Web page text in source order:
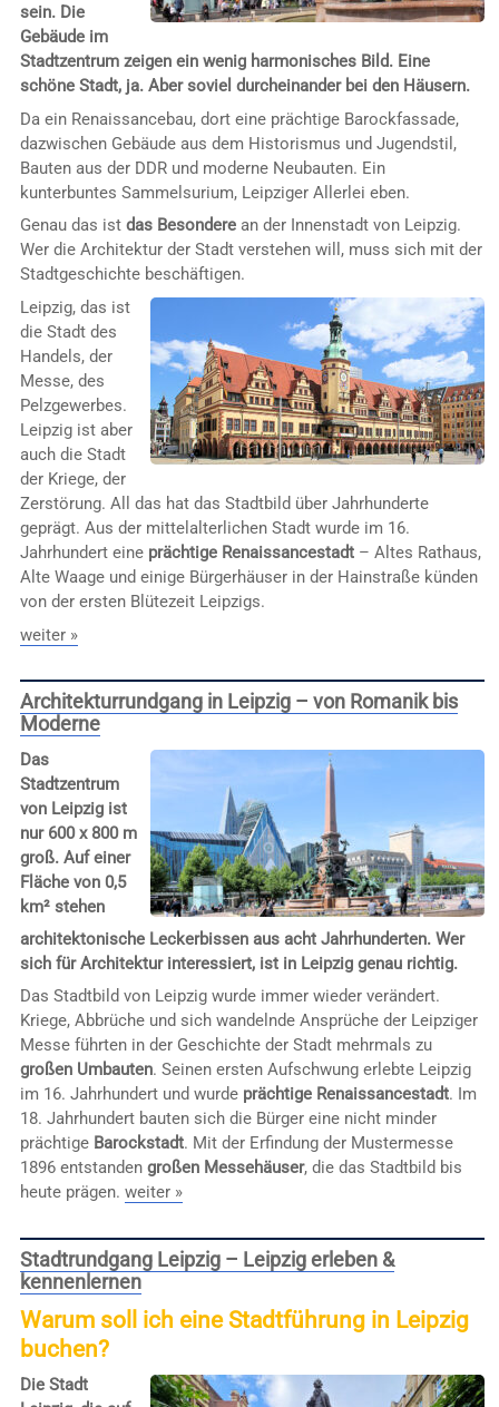
sein. Die
Gebäude im
Stadtzentrum zeigen ein wenig harmonisches Bild. Eine
schöne Stadt, ja. Aber soviel durcheinander bei den Häusern.
Da ein Renaissancebau, dort eine prächtige Barockfassade,
dazwischen Gebäude aus dem Historismus und Jugendstil,
Bauten aus der DDR und moderne Neubauten. Ein
kunterbuntes Sammelsurium, Leipziger Allerlei eben.
Genau das ist das Besonderean der Innenstadt von Leipzig.
Wer die Architektur der Stadt verstehen will, muss sich mit der
Stadtgeschichte beschäftigen.
Leipzig, das ist
die Stadt des
Handels, der
Messe, des
Pelzgewerbes.
Leipzig ist aber
auch die Stadt
der Kriege, der
Zerstörung. All das hat das Stadtbild über Jahrhunderte
geprägt. Aus der mittelalterlichen Stadt wurde im 16.
Jahrhundert eine prächtige Renaissancestadt– Altes Rathaus,
Alte Waage und einige Bürgerhäuser in der Hainstraße künden
von der ersten Blütezeit Leipzigs.
weiter »
Architekturrundgang in Leipzig – von Romanik bis
Moderne
Das
Stadtzentrum
von Leipzig ist
nur 600 x 800 m
groß. Auf einer
Fläche von 0,5
km² stehen
architektonische Leckerbissen aus acht Jahrhunderten. Wer
sich für Architektur interessiert, ist in Leipzig genau richtig.
Das Stadtbild von Leipzig wurde immer wieder verändert.
Kriege, Abbrüche und sich wandelnde Ansprüche der Leipziger
Messe führten in der Geschichte der Stadt mehrmals zu
großen Umbauten. Seinen ersten Aufschwung erlebte Leipzig
im 16. Jahrhundert und wurde prächtige Renaissancestadt. Im
18. Jahrhundert bauten sich die Bürger eine nicht minder
prächtige Barockstadt. Mit der Erfindung der Mustermesse
1896 entstanden großen Messehäuser, die das Stadtbild bis
heute prägen. weiter »
Stadtrundgang Leipzig – Leipzig erleben &
kennenlernen
Warum soll ich eine Stadtführung in Leipzig
buchen?
Die Stadt